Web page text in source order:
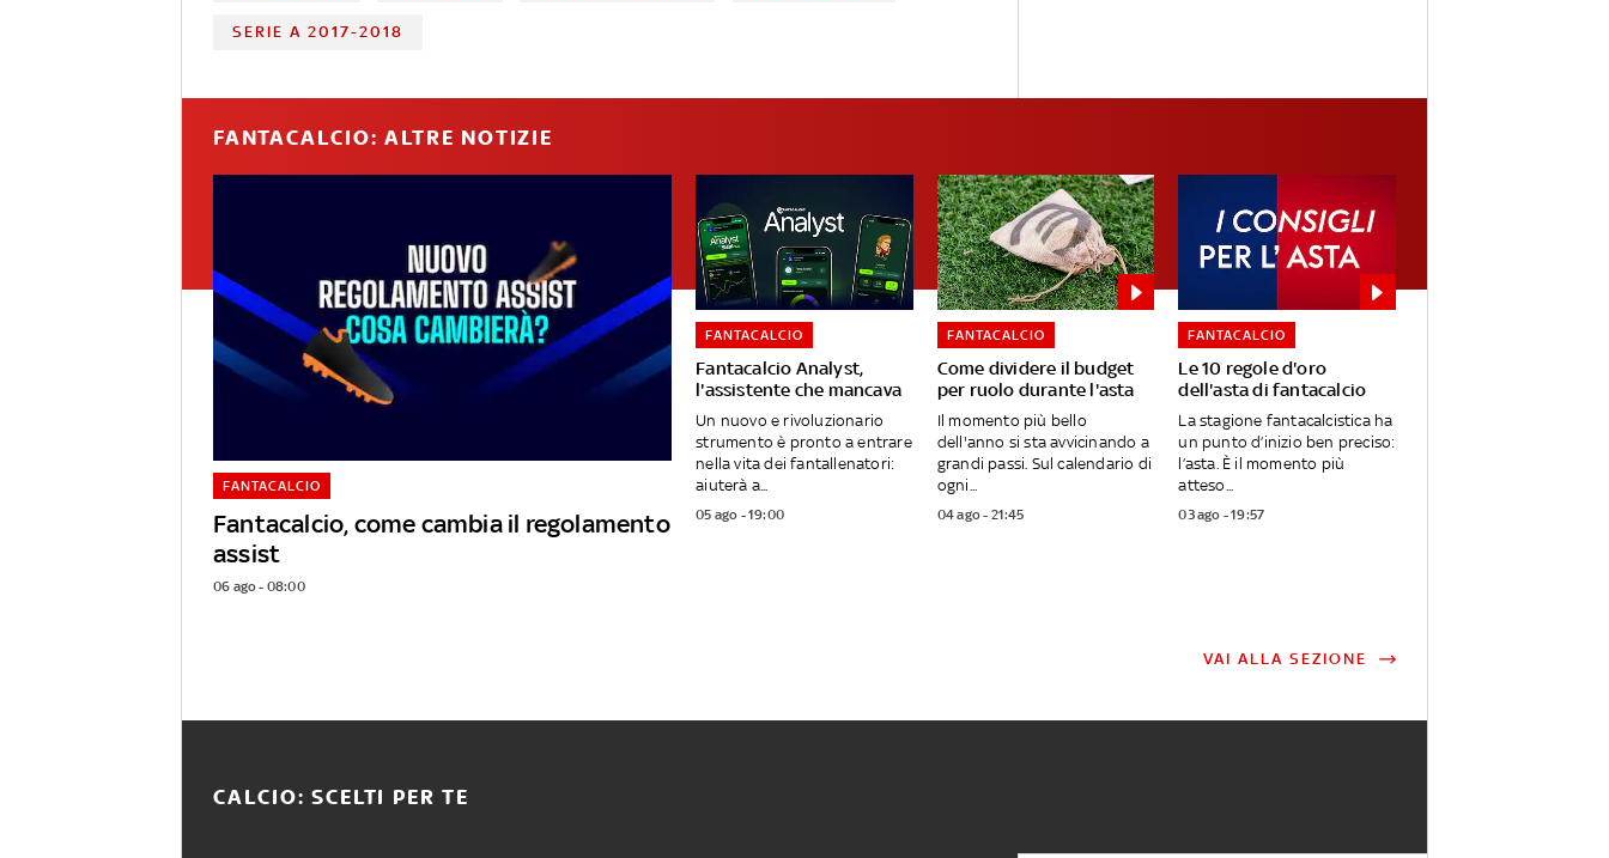
SERIE A 2017-2018
FANTACALCIO: ALTRE NOTIZIE
Fantacalcio, come cambia il regolamento
assist
FANTACALCIO
06 ago - 08:00
Fantacalcio Analyst,
l'assistente che mancava
FANTACALCIO
Un nuovo e rivoluzionario
strumento è pronto a entrare
nella vita dei fantallenatori:
aiuterà a...
05 ago - 19:00
Come dividere il budget
per ruolo durante l'asta
FANTACALCIO
Il momento più bello
dell'anno si sta avvicinando a
grandi passi. Sul calendario di
ogni...
04 ago - 21:45
Le 10 regole d'oro
dell'asta di fantacalcio
FANTACALCIO
La stagione fantacalcistica ha
un punto d’inizio ben preciso:
l’asta. È il momento più
atteso...
03 ago - 19:57
VAI ALLA SEZIONE
CALCIO: SCELTI PER TE